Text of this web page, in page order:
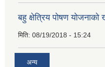
बहु क्षेत्रिय पोषण योजनाको
मिति: 08/19/2018 - 15:24
अन्य